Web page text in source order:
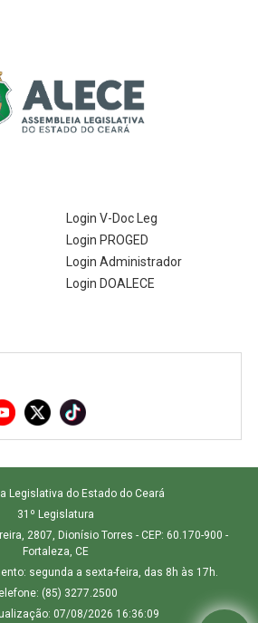
Login V-Doc Leg
Login PROGED
Login Administrador
Login DOALECE
Legislativa do Estado do Ceará
31º Legislatura
2807, Dionísio Torres - CEP: 60.170-900 -
Fortaleza, CE
segunda a sexta-feira, das 8h às 17h.
(85) 3277.2500
07/08/2026 16:36:09